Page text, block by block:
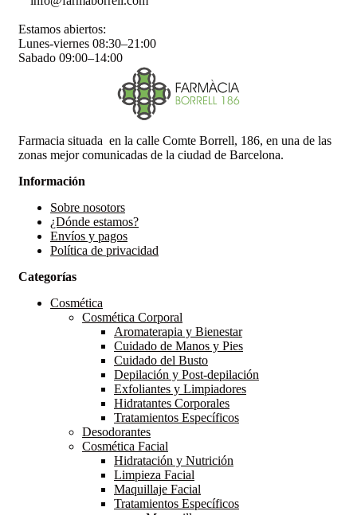
Estamos abiertos:
Lunes-viernes 08:30–21:00
Sabado 09:00–14:00
Farmacia situada en la calle Comte Borrell, 186, en una de las
zonas mejor comunicadas de la ciudad de Barcelona.
Información
Sobre nosotors
¿Dónde estamos?
Envíos y pagos
Política de privacidad
Categorías
Cosmética
Cosmética Corporal
Aromaterapia y Bienestar
Cuidado de Manos y Pies
Cuidado del Busto
Depilación y Post-depilación
Exfoliantes y Limpiadores
Hidratantes Corporales
Tratamientos Específicos
Desodorantes
Cosmética Facial
Hidratación y Nutrición
Limpieza Facial
Maquillaje Facial
Tratamientos Específicos